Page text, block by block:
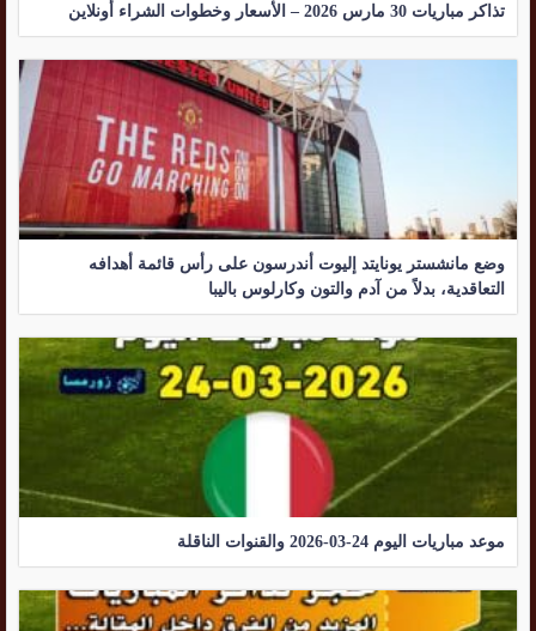
تذاكر مباريات 30 مارس 2026 – الأسعار وخطوات الشراء أونلاين
وضع مانشستر يونايتد إليوت أندرسون على رأس قائمة أهدافه
التعاقدية، بدلاً من آدم والتون وكارلوس باليبا
موعد مباريات اليوم 24-03-2026 والقنوات الناقلة